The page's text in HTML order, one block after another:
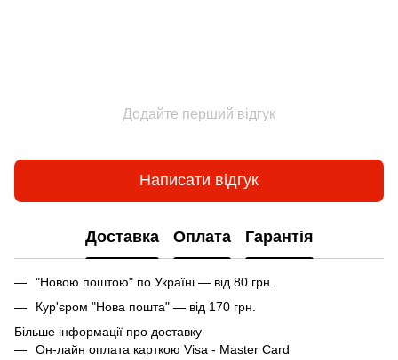
Додайте перший відгук
Написати відгук
Доставка Оплата Гарантія
"Новою поштою" по Україні — від 80 грн.
Кур'єром "Нова пошта" — від 170 грн.
Більше інформації про доставку
Он-лайн оплата карткою Visa - Master Card